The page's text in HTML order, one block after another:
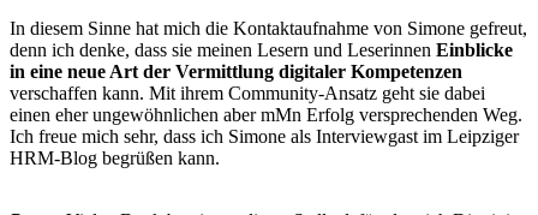
In diesem Sinne hat mich die Kontaktaufnahme von Simone gefreut,
denn ich denke, dass sie meinen Lesern und Leserinnen Einblicke
in eine neue Art der Vermittlung digitaler Kompetenzen
verschaffen kann. Mit ihrem Community-Ansatz geht sie dabei
einen eher ungewöhnlichen aber mMn Erfolg versprechenden Weg.
Ich freue mich sehr, dass ich Simone als Interviewgast im Leipziger
HRM-Blog begrüßen kann.